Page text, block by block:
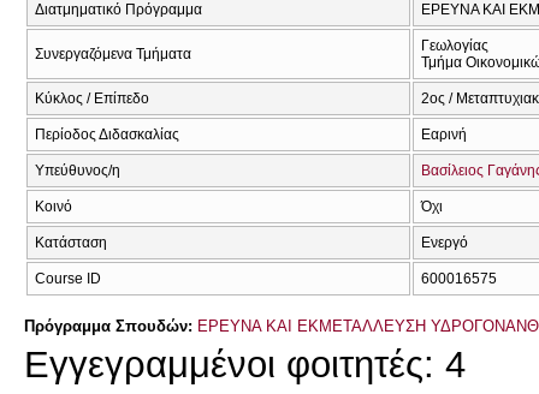
Διατμηματικό Πρόγραμμα ΕΡΕΥΝΑ ΚΑΙ
Συνεργαζόμενα Τμήματα
Γεωλογίας
Τμήμα
Κύκλος / Επίπεδο 2ος /
Περίοδος Διδασκαλίας Εαρινή
Υπεύθυνος/η Βασίλειος
Κοινό Όχι
Κατάσταση Ενεργό
Course ID 600016575
Πρόγραμμα Σπουδών: ΕΡΕΥΝΑ ΚΑΙ ΕΚΜΕΤΑΛΛΕΥΣΗ
Εγγεγραμμένοι φοιτητές: 4